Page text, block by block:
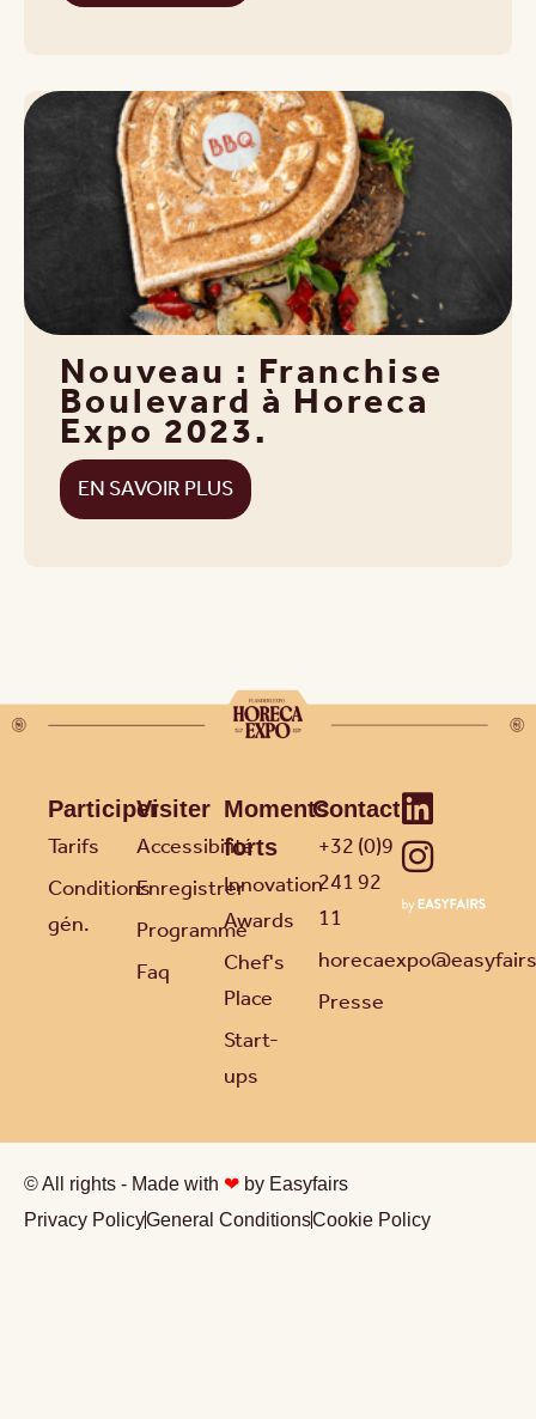
Nouveau : Franchise
Boulevard à Horeca
Expo 2023.
EN SAVOIR PLUS
Participer
Tarifs
Conditions
gén.
Visiter
Accessibilité
Enregistrer
Programme
Faq
Moments
forts
Innovation
Awards
Chef's
Place
Start-
ups
Contact
+32 (0)9
241 92
11
Presse
© All rights - Made with ❤ by Easyfairs
Privacy PolicyGeneral ConditionsCookie Policy